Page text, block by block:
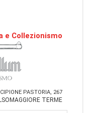
e Collezionismo
PASTORIA, 267
TERME